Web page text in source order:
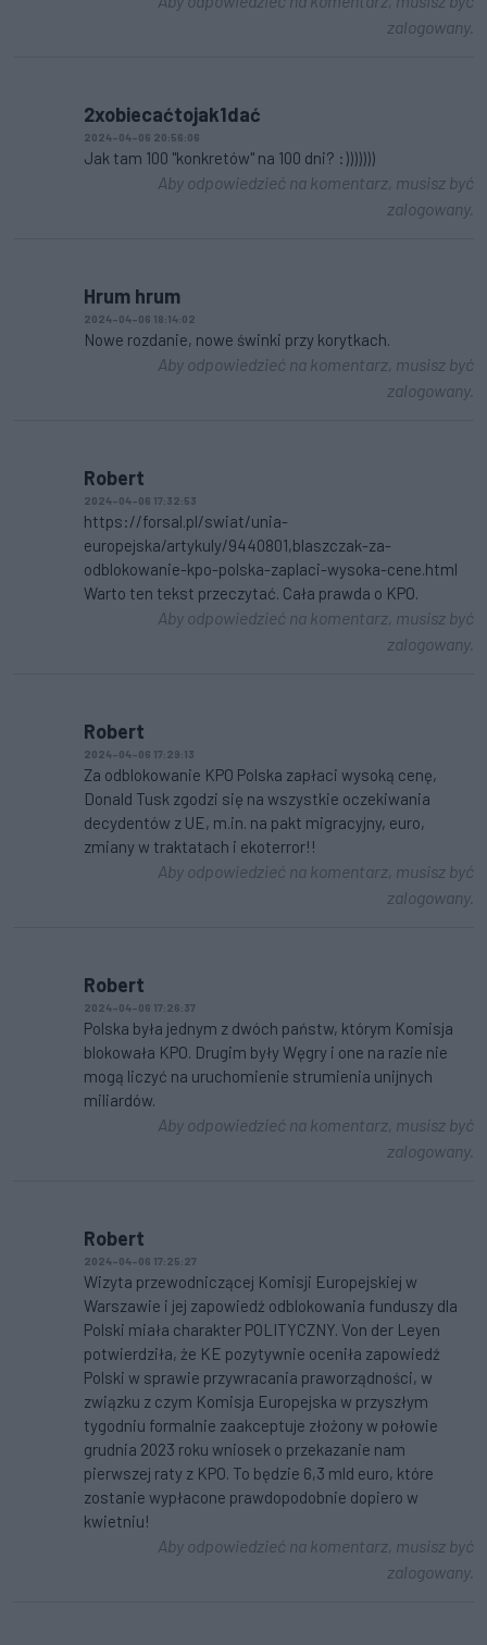
zalogowany.
2xobiecaćtojak1dać
2024-04-06 20:56:06
Jak tam 100 "konkretów" na 100 dni? :)))))))
Aby odpowiedzieć na komentarz, musisz być
zalogowany.
Hrum hrum
2024-04-06 18:14:02
Nowe rozdanie, nowe świnki przy korytkach.
Aby odpowiedzieć na komentarz, musisz być
zalogowany.
Robert
2024-04-06 17:32:53
https://forsal.pl/swiat/unia-
europejska/artykuly/9440801,blaszczak-za-
odblokowanie-kpo-polska-zaplaci-wysoka-cene.html
Warto ten tekst przeczytać. Cała prawda o KPO.
Aby odpowiedzieć na komentarz, musisz być
zalogowany.
Robert
2024-04-06 17:29:13
Za odblokowanie KPO Polska zapłaci wysoką cenę,
Donald Tusk zgodzi się na wszystkie oczekiwania
decydentów z UE, m.in. na pakt migracyjny, euro,
zmiany w traktatach i ekoterror!!
Aby odpowiedzieć na komentarz, musisz być
zalogowany.
Robert
2024-04-06 17:26:37
Polska była jednym z dwóch państw, którym Komisja
blokowała KPO. Drugim były Węgry i one na razie nie
mogą liczyć na uruchomienie strumienia unijnych
miliardów.
Aby odpowiedzieć na komentarz, musisz być
zalogowany.
Robert
2024-04-06 17:25:27
Wizyta przewodniczącej Komisji Europejskiej w
Warszawie i jej zapowiedź odblokowania funduszy dla
Polski miała charakter POLITYCZNY. Von der Leyen
potwierdziła, że KE pozytywnie oceniła zapowiedź
Polski w sprawie przywracania praworządności, w
związku z czym Komisja Europejska w przyszłym
tygodniu formalnie zaakceptuje złożony w połowie
grudnia 2023 roku wniosek o przekazanie nam
pierwszej raty z KPO. To będzie 6,3 mld euro, które
zostanie wypłacone prawdopodobnie dopiero w
kwietniu!
Aby odpowiedzieć na komentarz, musisz być
zalogowany.